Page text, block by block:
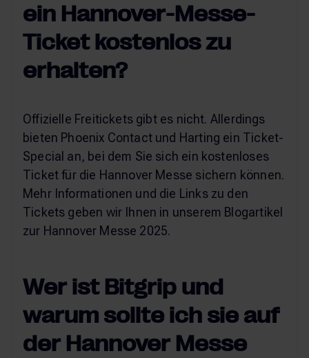
ein Hannover-Messe-
Ticket kostenlos zu
erhalten?
Offizielle Freitickets gibt es nicht. Allerdings
bieten Phoenix Contact und Harting ein Ticket-
Special an, bei dem Sie sich ein kostenloses
Ticket für die Hannover Messe sichern können.
Mehr Informationen und die Links zu den
Tickets geben wir Ihnen in unserem Blogartikel
zur Hannover Messe 2025.
Wer ist Bitgrip und
warum sollte ich sie auf
der Hannover Messe